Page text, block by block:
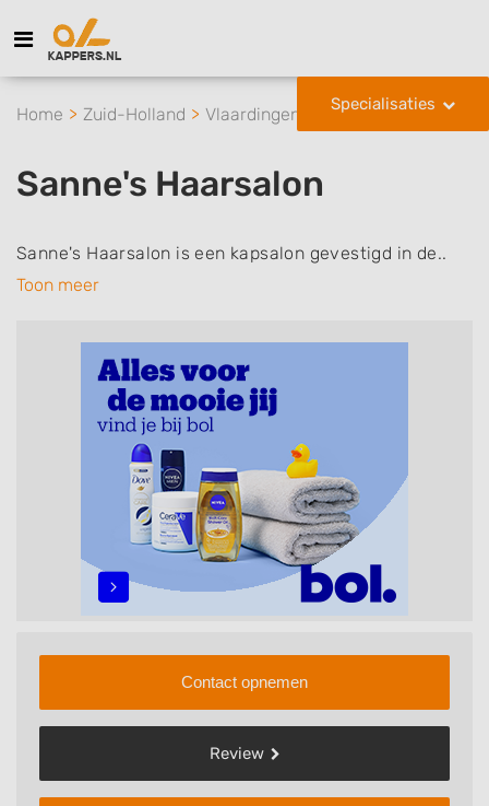
Specialisaties
Home Zuid-Holland Vlaardingen Sanne's Haarsalon
Sanne's Haarsalon
Sanne's Haarsalon is een kapsalon gevestigd in de..
Toon meer
Contact opnemen
Review